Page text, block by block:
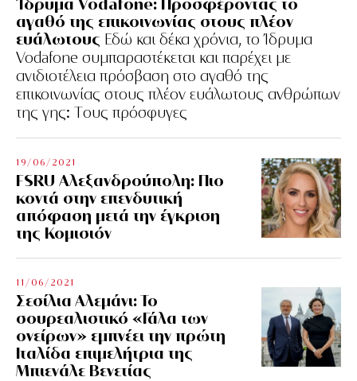
Ίδρυμα Vodafone: Προσφέροντας το
αγαθό της επικοινωνίας στους πλέον
ευάλωτους Εδώ και δέκα χρόνια, το Ίδρυμα
Vodafone συμπαραστέκεται και παρέχει με
ανιδιοτέλεια πρόσβαση στο αγαθό της
επικοινωνίας στους πλέον ευάλωτους ανθρώπων
της γης: Tους πρόσφυγες
19/06/2021
FSRU Αλεξανδρούπολη: Πιο
κοντά στην επενδυτική
απόφαση μετά την έγκριση
της Κομισιόν
11/06/2021
Σεσίλια Αλεμάνι: Το
σουρεαλιστικό «Γάλα των
ονείρων» εμπνέει την πρώτη
Ιταλίδα επιμελήτρια της
Μπιενάλε Βενετίας